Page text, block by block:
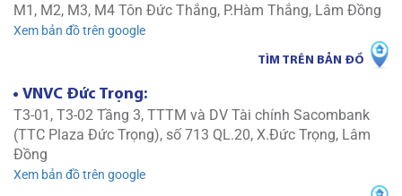
M1, M2, M3, M4 Tôn Đức Thắng, P.Hàm Thắng, Lâm Đồng
Xem bản đồ trên google
TÌM TRÊN BẢN ĐỒ
VNVC Đức Trọng:
T3-01, T3-02 Tầng 3, TTTM và DV Tài chính Sacombank
(TTC Plaza Đức Trọng), số 713 QL.20, X.Đức Trọng, Lâm
Đồng
Xem bản đồ trên google